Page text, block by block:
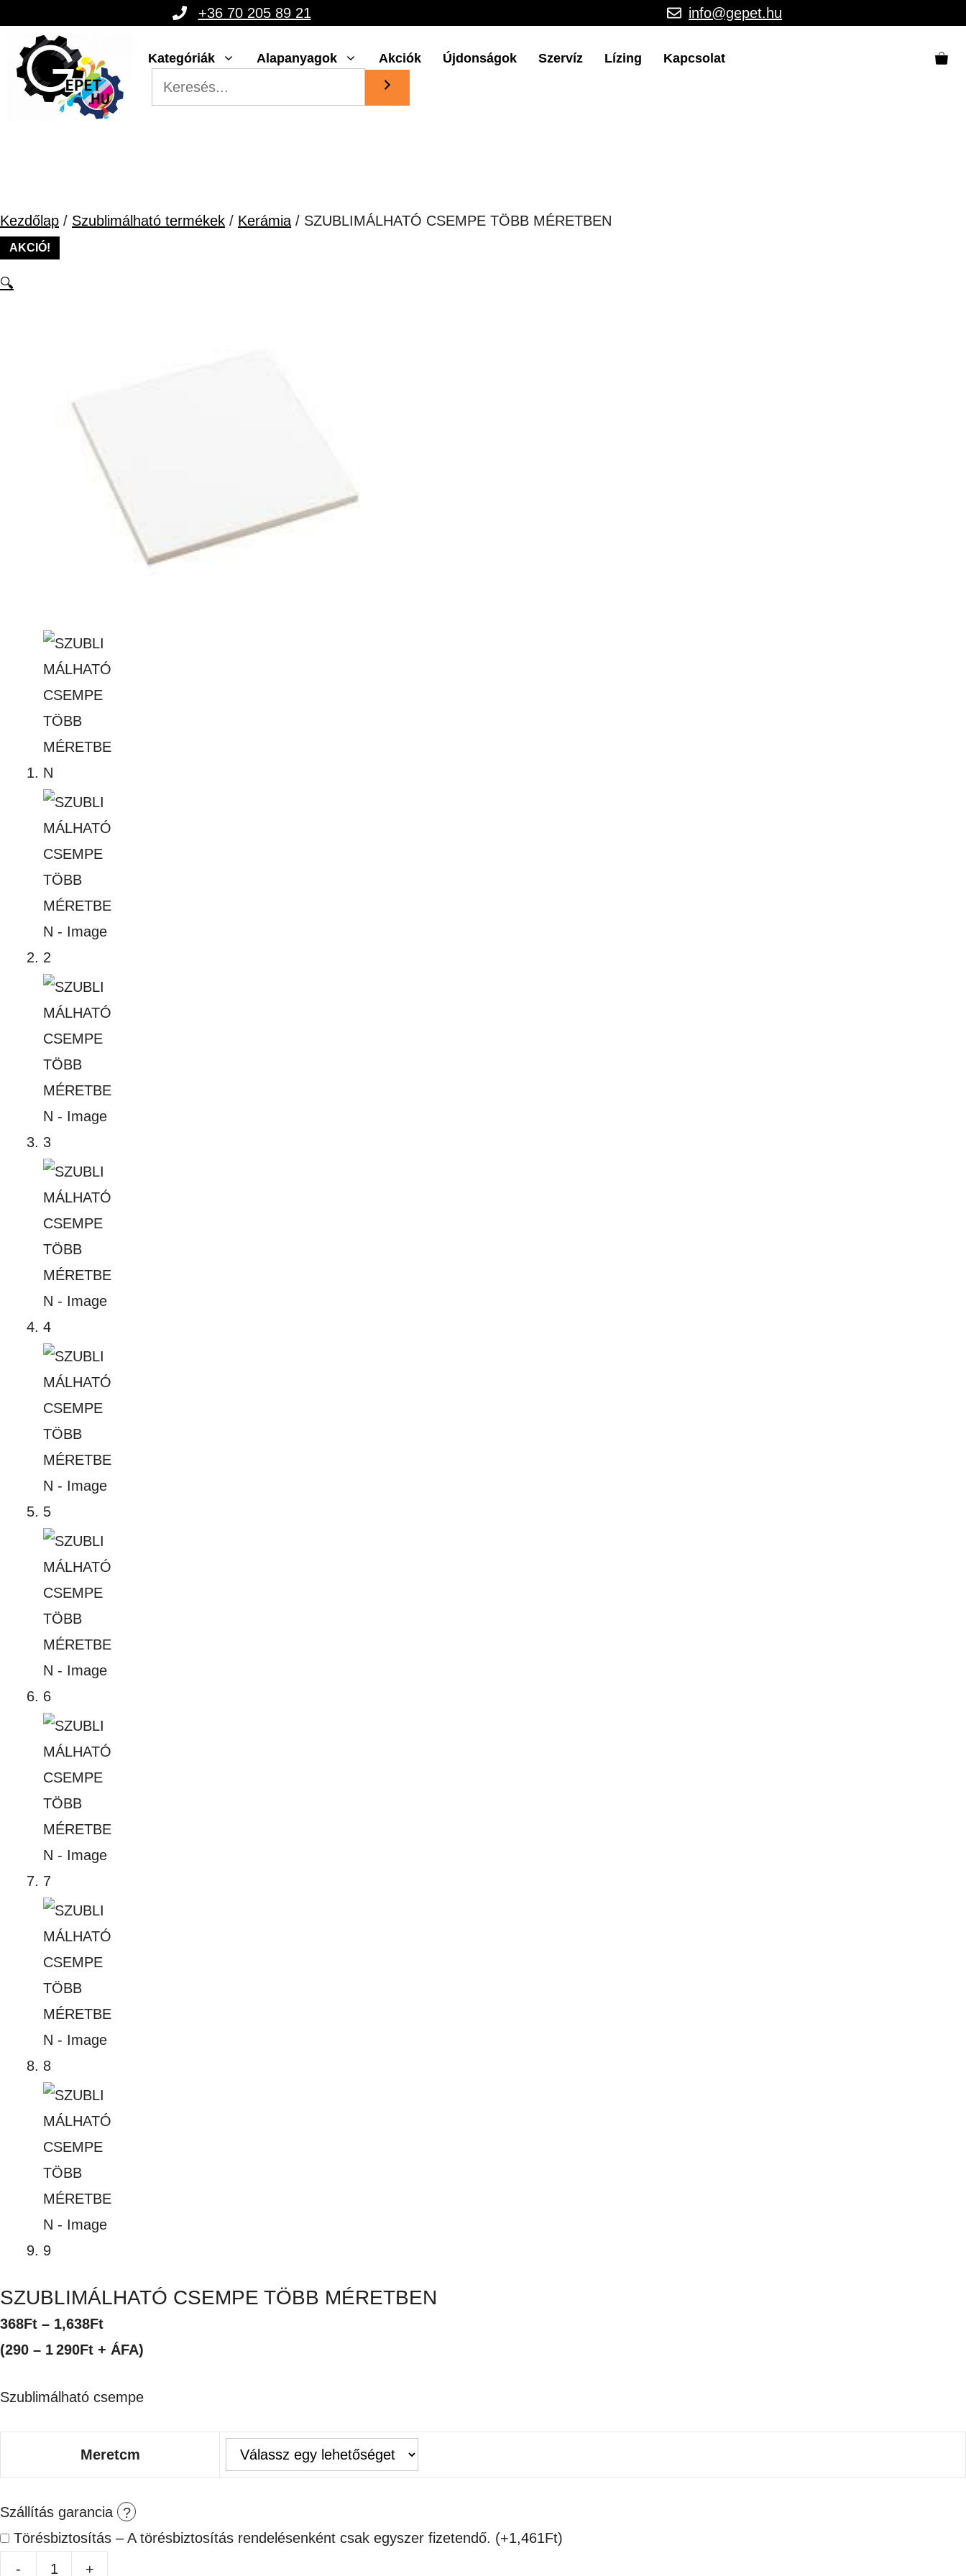
tartalomba
+36 70 205 89 21 info@gepet.hu
Kategóriák Alapanyagok Akciók Újdonságok Szervíz Lízing Kapcsolat
Kezdőlap / Szublimálható termékek / Kerámia / SZUBLIMÁLHATÓ CSEMPE TÖBB MÉRETBEN
AKCIÓ!
🔍
SZUBLIMÁLHATÓ CSEMPE TÖBB MÉRETBEN
368Ft – 1,638FtÁrtartomány:
368Ft
1,638Ft
(290 – 1 290Ft + ÁFA)
Szublimálható csempe
Meretcm
Szállítás garancia
Törésbiztosítás – A törésbiztosítás rendelésenként csak egyszer fizetendő. (+1,461Ft)
-
+